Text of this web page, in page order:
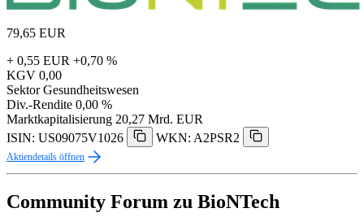
79,65 EUR
+ 0,55 EUR +0,70 %
KGV 0,00
Sektor Gesundheitswesen
Div.-Rendite 0,00 %
Marktkapitalisierung 20,27 Mrd. EUR
ISIN: US09075V1026
WKN: A2PSR2
Aktiendetails öffnen
Community Forum zu BioNTech